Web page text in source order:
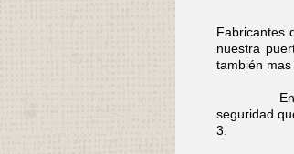
Fabricantes
nuestra
también mas
En
seguridad
3.